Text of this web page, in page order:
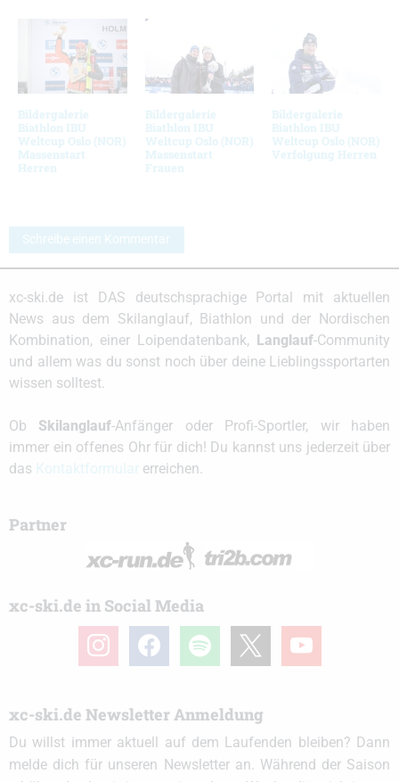
Bildergalerie
Biathlon IBU
Weltcup Oslo (NOR)
Massenstart
Herren
Bildergalerie
Biathlon IBU
Weltcup Oslo (NOR)
Massenstart
Frauen
Bildergalerie
Biathlon IBU
Weltcup Oslo (NOR)
Verfolgung Herren
Schreibe einen Kommentar
xc-ski.de ist DAS deutschsprachige Portal mit aktuellen
News aus dem Skilanglauf, Biathlon und der Nordischen
Kombination, einer Loipendatenbank,
Langlauf-Community
und allem was du sonst noch über deine Lieblingssportarten
wissen solltest.
Ob Skilanglauf-Anfänger oder Profi-Sportler, wir haben
immer ein offenes Ohr für dich! Du kannst uns jederzeit über
das
erreichen.
Partner
xc-ski.de in Social Media
instagramfacebook spotify youtube
xc-ski.de Newsletter Anmeldung
Du willst immer aktuell auf dem Laufenden bleiben? Dann
melde dich für unseren Newsletter an. Während der Saison